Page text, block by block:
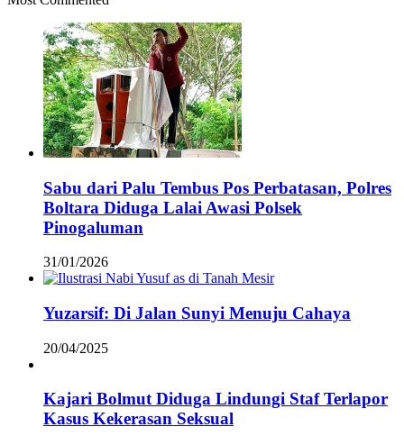
Sabu dari Palu Tembus Pos Perbatasan, Polres
Boltara Diduga Lalai Awasi Polsek
Pinogaluman
31/01/2026
Yuzarsif: Di Jalan Sunyi Menuju Cahaya
20/04/2025
Kajari Bolmut Diduga Lindungi Staf Terlapor
Kasus Kekerasan Seksual